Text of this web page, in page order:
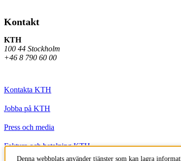
Kontakt
KTH
100 44 Stockholm
+46 8 790 60 00
Kontakta KTH
Jobba på KTH
Press och media
Faktura och betalning KTH
Denna webbplats använder tjänster som kan lagra